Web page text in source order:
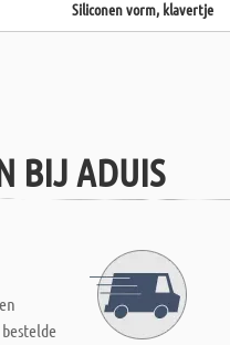
Siliconen vorm, klavertje
BIJ ADUIS